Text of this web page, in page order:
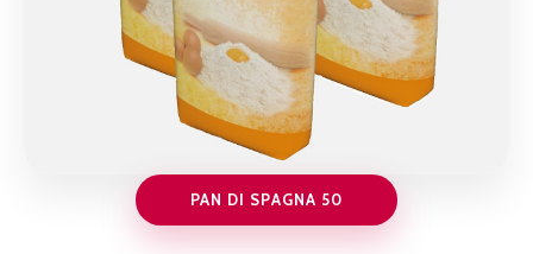
PAN DI SPAGNA 50